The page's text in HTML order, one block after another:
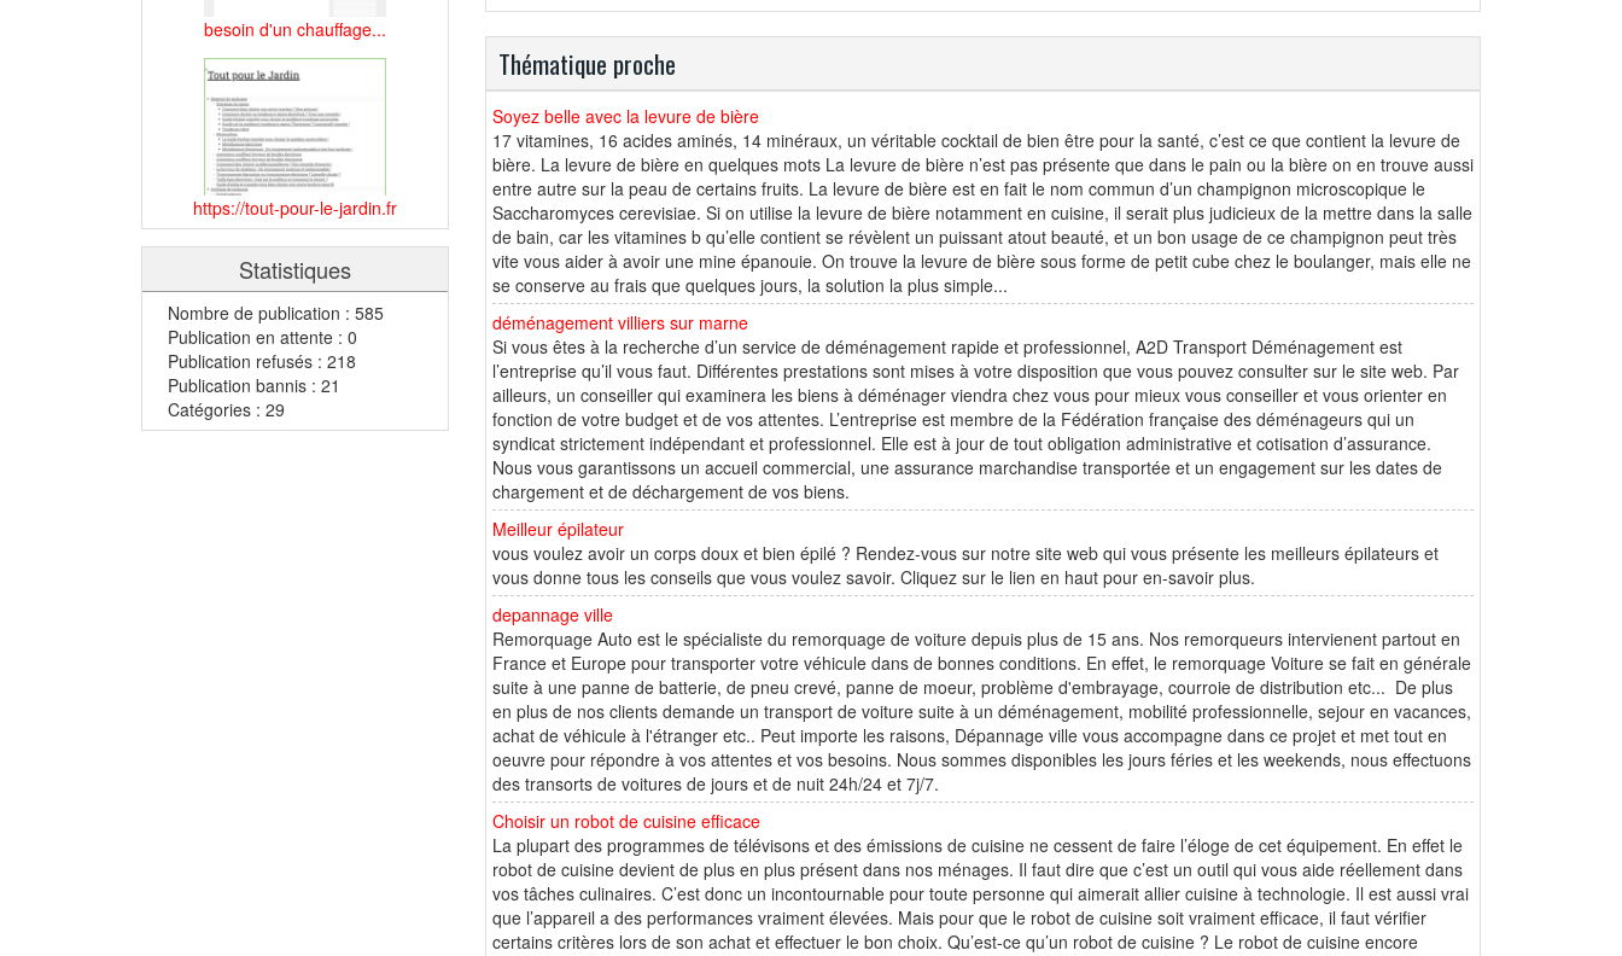
besoin d'un chauffage...
https://tout-pour-le-jardin.fr
Statistiques
Nombre de publication : 585
Publication en attente : 0
Publication refusés : 218
Publication bannis : 21
Catégories : 29
Thématique proche
Soyez belle avec la levure de bière
17 vitamines, 16 acides aminés, 14 minéraux, un véritable cocktail de bien être pour la santé, c’est ce que contient la levure de
bière. La levure de bière en quelques mots La levure de bière n’est pas présente que dans le pain ou la bière on en trouve aussi
entre autre sur la peau de certains fruits. La levure de bière est en fait le nom commun d’un champignon microscopique le
Saccharomyces cerevisiae. Si on utilise la levure de bière notamment en cuisine, il serait plus judicieux de la mettre dans la salle
de bain, car les vitamines b qu’elle contient se révèlent un puissant atout beauté, et un bon usage de ce champignon peut très
vite vous aider à avoir une mine épanouie. On trouve la levure de bière sous forme de petit cube chez le boulanger, mais elle ne
se conserve au frais que quelques jours, la solution la plus simple...
déménagement villiers sur marne
Si vous êtes à la recherche d’un service de déménagement rapide et professionnel, A2D Transport Déménagement est
l’entreprise qu’il vous faut. Différentes prestations sont mises à votre disposition que vous pouvez consulter sur le site web. Par
ailleurs, un conseiller qui examinera les biens à déménager viendra chez vous pour mieux vous conseiller et vous orienter en
fonction de votre budget et de vos attentes. L’entreprise est membre de la Fédération française des déménageurs qui un
syndicat strictement indépendant et professionnel. Elle est à jour de tout obligation administrative et cotisation d’assurance.
Nous vous garantissons un accueil commercial, une assurance marchandise transportée et un engagement sur les dates de
chargement et de déchargement de vos biens.
Meilleur épilateur
vous voulez avoir un corps doux et bien épilé ? Rendez-vous sur notre site web qui vous présente les meilleurs épilateurs et
vous donne tous les conseils que vous voulez savoir. Cliquez sur le lien en haut pour en-savoir plus.
depannage ville
Remorquage Auto est le spécialiste du remorquage de voiture depuis plus de 15 ans. Nos remorqueurs intervienent partout en
France et Europe pour transporter votre véhicule dans de bonnes conditions. En effet, le remorquage Voiture se fait en générale
suite à une panne de batterie, de pneu crevé, panne de moeur, problème d'embrayage, courroie de distribution etc... De plus
en plus de nos clients demande un transport de voiture suite à un déménagement, mobilité professionnelle, sejour en vacances,
achat de véhicule à l'étranger etc.. Peut importe les raisons, Dépannage ville vous accompagne dans ce projet et met tout en
oeuvre pour répondre à vos attentes et vos besoins. Nous sommes disponibles les jours féries et les weekends, nous effectuons
des transorts de voitures de jours et de nuit 24h/24 et 7j/7.
Choisir un robot de cuisine efficace
La plupart des programmes de télévisons et des émissions de cuisine ne cessent de faire l’éloge de cet équipement. En effet le
robot de cuisine devient de plus en plus présent dans nos ménages. Il faut dire que c’est un outil qui vous aide réellement dans
vos tâches culinaires. C’est donc un incontournable pour toute personne qui aimerait allier cuisine à technologie. Il est aussi vrai
que l’appareil a des performances vraiment élevées. Mais pour que le robot de cuisine soit vraiment efficace, il faut vérifier
certains critères lors de son achat et effectuer le bon choix. Qu’est-ce qu’un robot de cuisine ? Le robot de cuisine encore